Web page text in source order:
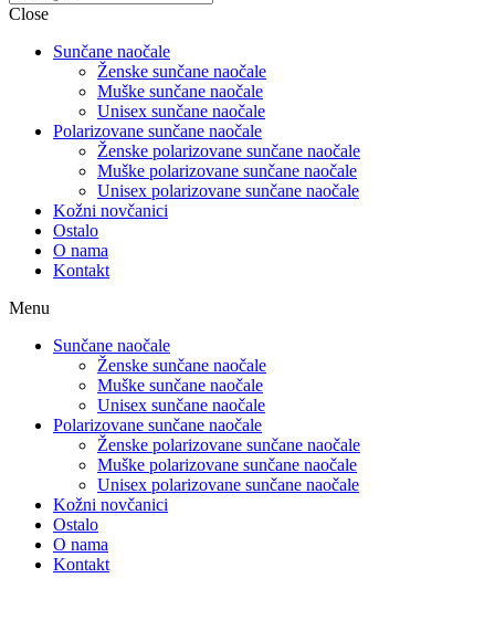
Close
Sunčane naočale
Ženske sunčane naočale
Muške sunčane naočale
Unisex sunčane naočale
Polarizovane sunčane naočale
Ženske polarizovane sunčane naočale
Muške polarizovane sunčane naočale
Unisex polarizovane sunčane naočale
Kožni novčanici
Ostalo
O nama
Kontakt
Menu
Sunčane naočale
Ženske sunčane naočale
Muške sunčane naočale
Unisex sunčane naočale
Polarizovane sunčane naočale
Ženske polarizovane sunčane naočale
Muške polarizovane sunčane naočale
Unisex polarizovane sunčane naočale
Kožni novčanici
Ostalo
O nama
Kontakt